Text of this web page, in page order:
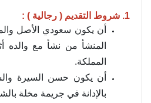
1. شروط التقديم ( رجالية ) :
أن يكون سعودي الأصل
المنشأ من نشأ مع والده
المملكة.
أن يكون حسن السيرة
بالإدانة في جريمة مخلة